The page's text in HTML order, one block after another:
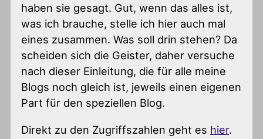
haben sie gesagt. Gut, wenn das alles ist,
was ich brauche, stelle ich hier auch mal
eines zusammen. Was soll drin stehen? Da
scheiden sich die Geister, daher versuche
nach dieser Einleitung, die für alle meine
Blogs noch gleich ist, jeweils einen eigenen
Part für den speziellen Blog.
Direkt zu den Zugriffszahlen geht es hier.